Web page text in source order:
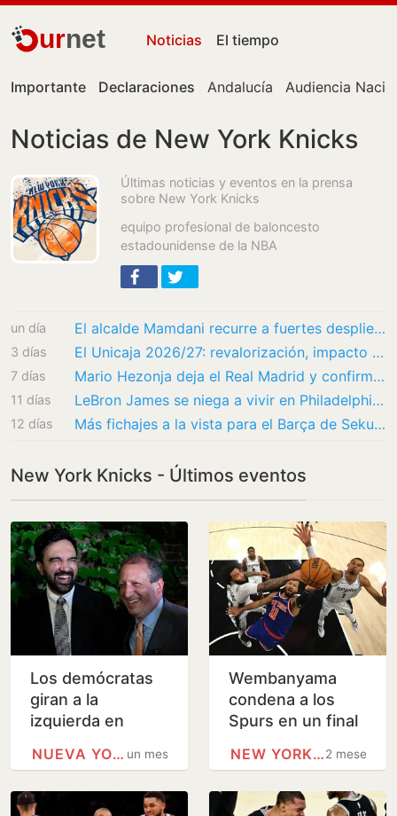
urnet Noticias El tiempo
Importante Declaraciones Andalucía Audiencia
Noticias de New York Knicks
Últimas noticias y eventos en la prensa
sobre New York Knicks
equipo profesional de baloncesto
estadounidense de la NBA
un día El alcalde Mamdani recurre a fuertes despliegues policiales en las calles de Nueva York
3 días El Unicaja 2026/27: revalorización, impacto inmediato y hambre de mejorar
7 días Mario Hezonja deja el Real Madrid y confirma su fichaje por los Cleveland Cavaliers para…
11 días LeBron James se niega a vivir en Philadelphia: la sorprendente decisión que ha tomado
12 días Más fichajes a la vista para el Barça de Sekulic
New York Knicks - Últimos eventos
Los demócratas
giran a la
izquierda en
un mes
NUEVA YORK
Wembanyama
condena a los
Spurs en un final
2 meses
NEW YORK KNICKS